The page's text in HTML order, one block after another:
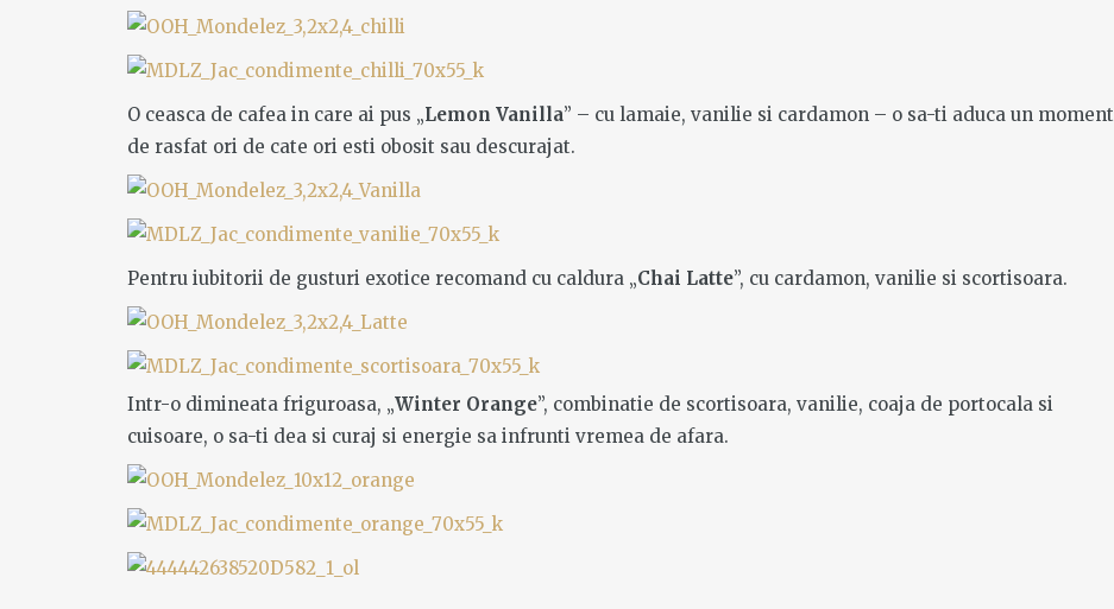
O ceasca de cafea in care ai pus „Lemon Vanilla” – cu lamaie, vanilie si cardamon – o sa-ti aduca un moment
de rasfat ori de cate ori esti obosit sau descurajat.
Pentru iubitorii de gusturi exotice recomand cu caldura „Chai Latte”, cu cardamon, vanilie si scortisoara.
Intr-o dimineata friguroasa, „Winter Orange”, combinatie de scortisoara, vanilie, coaja de portocala si
cuisoare, o sa-ti dea si curaj si energie sa infrunti vremea de afara.